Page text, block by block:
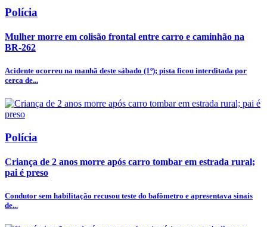
Polícia
Mulher morre em colisão frontal entre carro e caminhão na
BR-262
Acidente ocorreu na manhã deste sábado (1º); pista ficou interditada por
cerca de...
Polícia
Criança de 2 anos morre após carro tombar em estrada rural;
pai é preso
Condutor sem habilitação recusou teste do bafômetro e apresentava sinais
de...